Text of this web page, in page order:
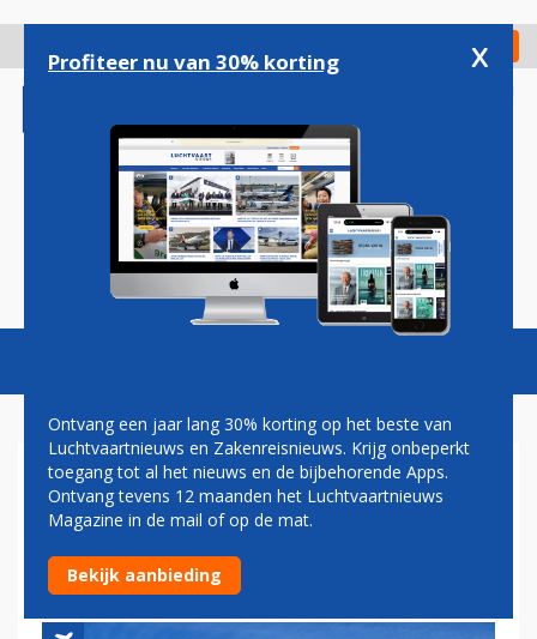
gaan
Check in
Magazine Podcasts Vacatures
CHINA EASTERN VANAF
QINGDAO NAAR PARIJS EN
DUBAI
Profiteer nu van 30% korting x
Ontvang een jaar lang 30% korting op het beste van
Luchtvaartnieuws en Zakenreisnieuws. Krijg onbeperkt
toegang tot al het nieuws en de bijbehorende Apps.
Ontvang tevens 12 maanden het Luchtvaartnieuws
Magazine in de mail of op de mat.
Bekijk aanbieding